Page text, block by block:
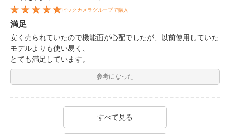
ビックカメラグループで購入
満足
安く売られていたので機能面が心配でしたが、以前使用していた
モデルよりも使い易く、
とても満足しています。
参考になった
すべて見る